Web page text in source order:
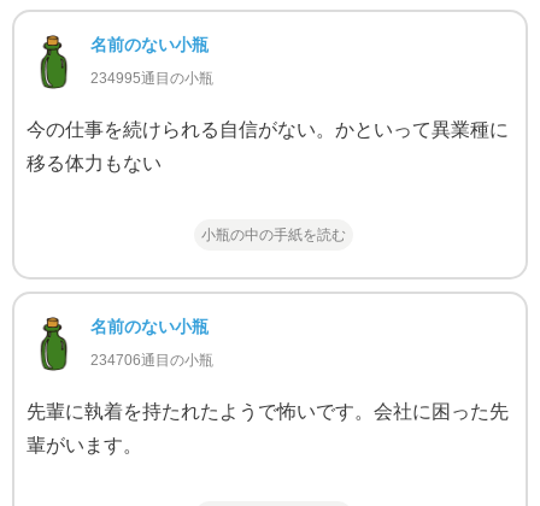
名前のない小瓶
234995通目の小瓶
今の仕事を続けられる自信がない。かといって異業種に
移る体力もない
小瓶の中の手紙を読む
名前のない小瓶
234706通目の小瓶
先輩に執着を持たれたようで怖いです。会社に困った先
輩がいます。